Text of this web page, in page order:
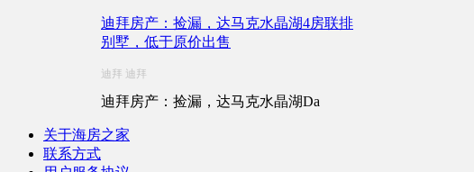
迪拜房产：捡漏，达马克水晶湖4房联排
别墅，低于原价出售
迪拜 迪拜
迪拜房产：捡漏，达马克水晶湖Da
关于海房之家
联系方式